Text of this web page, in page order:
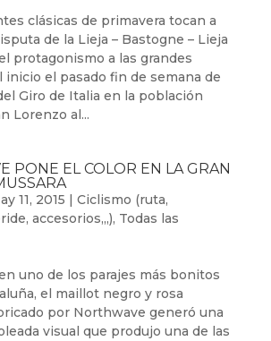
clásicas de primavera tocan a
de la Lieja – Bastogne – Lieja
protagonismo a las grandes
inicio el pasado fin de semana de
Giro de Italia en la población
Lorenzo al...
PONE EL COLOR EN LA GRAN
11, 2015 | Ciclismo (ruta,
accesorios,,,), Todas las
uno de los parajes más bonitos
el maillot negro y rosa
por Northwave generó una
visual que produjo una de las